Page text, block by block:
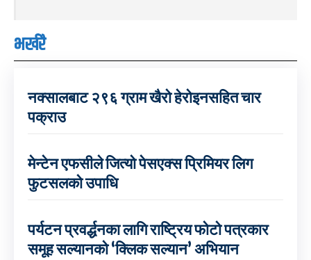
भर्खरै
नक्सालबाट २९६ ग्राम खैरो हेरोइनसहित चार
पक्राउ
मेन्टेन एफसीले जित्यो पेसएक्स प्रिमियर लिग
फुटसलको उपाधि
पर्यटन प्रवर्द्धनका लागि राष्ट्रिय फोटो पत्रकार
समूह सल्यानको ‘क्लिक सल्यान’ अभियान